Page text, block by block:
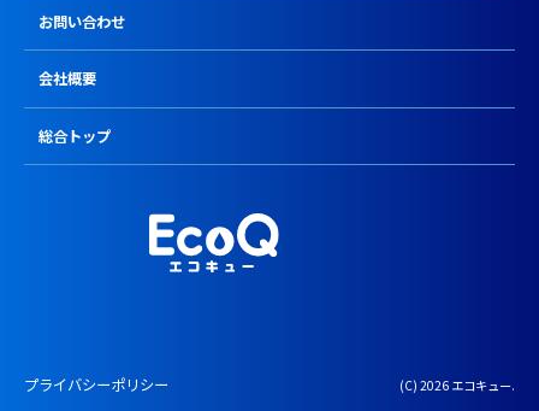
お問い合わせ
会社概要
総合トップ
プライバシーポリシー (C) 2026 エコキュー.